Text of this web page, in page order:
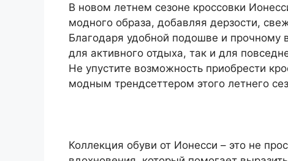
В новом летнем сезоне кроссовки
модного образа, добавляя дерзости,
Благодаря удобной подошве и прочному
для активного отдыха, так и для
Не упустите возможность приобрести
модным трендсеттером этого летнего
Коллекция обуви от Ионесси – это не